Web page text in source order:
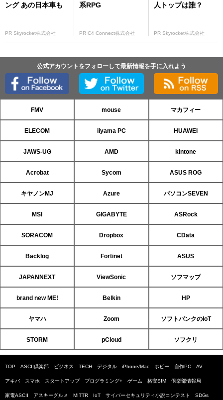
ング あの日本車も
PR Skyrocket株式会社
系RPG
PR C4 Connect株式会社
人トップは誰？
PR Skyrocket株式会社
公式アカウントをフォローして最新情報を手に入れよう
FMV mouse マカフィー
ELECOM iiyama PC HUAWEI
JAWS-UG AMD kintone
Acrobat Sycom ASUS ROG
キヤノンMJ Azure パソコンSEVEN
MSI GIGABYTE ASRock
SORACOM Dropbox CData
Backlog Fortinet ASUS
JAPANNEXT ViewSonic ソフマップ
brand new ME! Belkin HP
ヤマハ Zoom ソフトバンクのIoT
STORM pCloud ソフクリ
TOP ASCII倶楽部 ビジネス TECH デジタル iPhone/Mac ホビー 自作PC AV
アキバ スマホ スタートアップ プログラミング+ ゲーム 格安SIM 倶楽部情報局
家電ASCII アスキーグルメ MITTR IoT サイバーセキュリティ小説コンテスト SDGs